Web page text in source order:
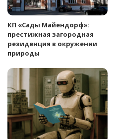
КП «Сады Майендорф»:
престижная загородная
резиденция в окружении
природы